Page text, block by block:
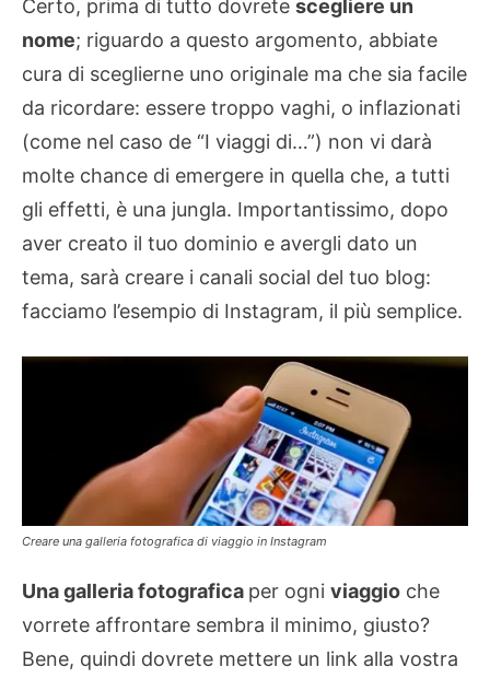
Certo, prima di tutto dovrete scegliere un
nome; riguardo a questo argomento, abbiate
cura di sceglierne uno originale ma che sia facile
da ricordare: essere troppo vaghi, o inflazionati
(come nel caso de “I viaggi di…”) non vi darà
molte chance di emergere in quella che, a tutti
gli effetti, è una jungla. Importantissimo, dopo
aver creato il tuo dominio e avergli dato un
tema, sarà creare i canali social del tuo blog:
facciamo l’esempio di Instagram, il più semplice.
Creare una galleria fotografica di viaggio in Instagram
Una galleria fotografica per ogni viaggio che
vorrete affrontare sembra il minimo, giusto?
Bene, quindi dovrete mettere un link alla vostra